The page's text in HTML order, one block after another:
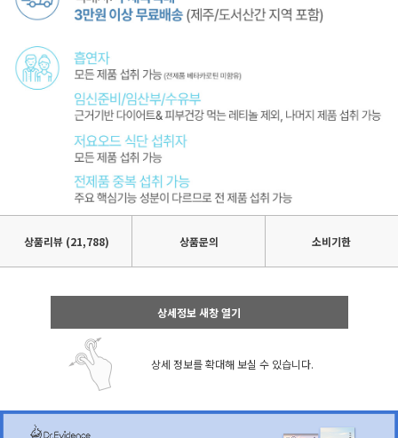
상품리뷰 (21,788) 상품문의 소비기한
상세정보 새창 열기
상세 정보를 확대해 보실 수 있습니다.